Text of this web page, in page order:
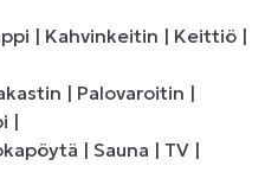
| Kahvinkeitin | Keittiö |
| Palovaroitin |
|
| Sauna | TV |